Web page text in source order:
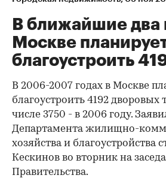
В ближайшие два
Москве
благоустроить
В 2006-2007 годах в Москве
благоустроить 4192 дворовых
числе 3750 - в 2006 году.
Департамента жилищно-
хозяйства и благоустройства
Кескинов во вторник на
Правительства.